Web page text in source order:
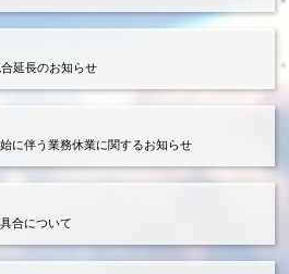
延長のお知らせ
始に伴う業務休業に関するお知らせ
合について